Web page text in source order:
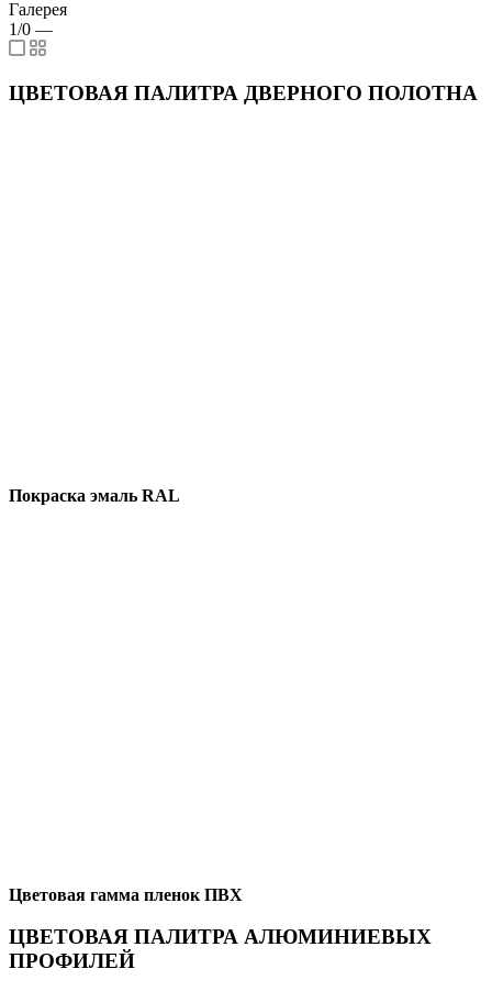
Галерея
1/0 —
ЦВЕТОВАЯ ПАЛИТРА ДВЕРНОГО ПОЛОТНА
Покраска эмаль RAL
Цветовая гамма пленок ПВХ
ЦВЕТОВАЯ ПАЛИТРА АЛЮМИНИЕВЫХ
ПРОФИЛЕЙ